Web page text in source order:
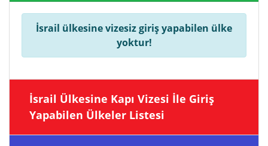
İsrail ülkesine vizesiz giriş yapabilen ülke
yoktur!
İsrail Ülkesine Kapı Vizesi İle Giriş
Yapabilen Ülkeler Listesi